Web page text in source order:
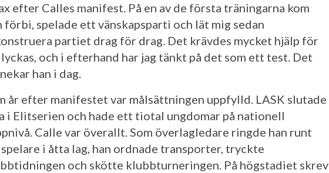
efter Calles manifest. På en av de första träningarna kom
förbi, spelade ett vänskapsparti och lät mig sedan
partiet drag för drag. Det krävdes mycket hjälp för
och i efterhand har jag tänkt på det som ett test. Det
han i dag.
år efter manifestet var målsättningen uppfylld. LASK slutade
i Elitserien och hade ett tiotal ungdomar på nationell
Calle var överallt. Som överlagledare ringde han runt
i åtta lag, han ordnade transporter, tryckte
och skötte klubbturneringen. På högstadiet skrev